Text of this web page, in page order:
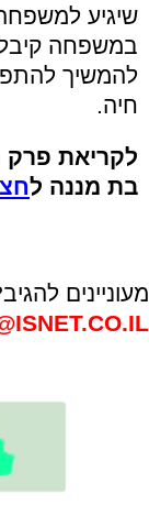
שיגיע
במשפחה
להמשיך
חיה.
לקריאת
בת מננה ל
מעוניינים